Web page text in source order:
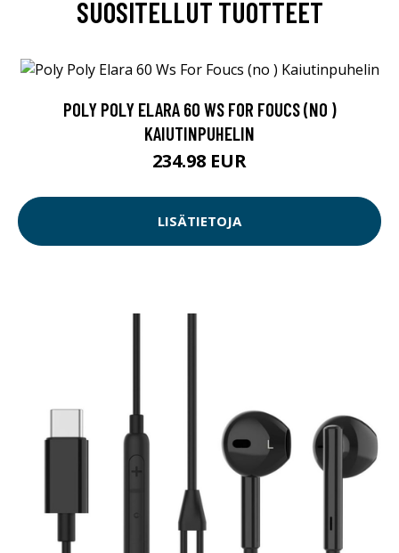
SUOSITELLUT TUOTTEET
POLY POLY ELARA 60 WS FOR FOUCS (NO )
KAIUTINPUHELIN
234.98 EUR
LISÄTIETOJA